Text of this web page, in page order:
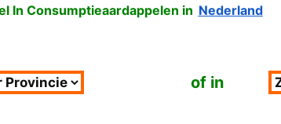
In Consumptieaardappelen in Nederland
of in